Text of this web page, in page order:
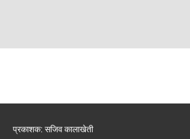
प्रकाशक: सजिव कालाखेती